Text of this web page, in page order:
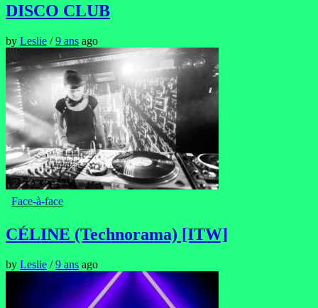
DISCO CLUB
by Leslie /9 ans ago
Face-à-face
CÉLINE (Technorama) [ITW]
by Leslie /9 ans ago